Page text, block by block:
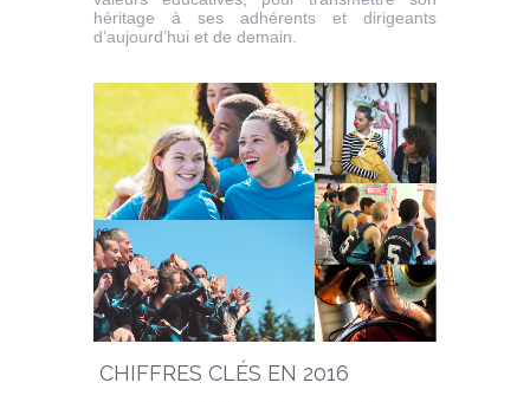
héritage à ses adhérents et dirigeants
d’aujourd’hui et de demain.
CHIFFRES CLÉS EN 2016